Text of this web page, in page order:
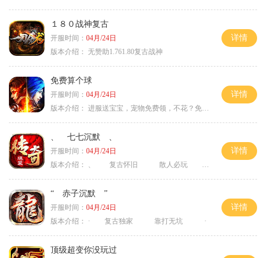
１８０战神复古
开服时间： 04月/24日
版本介绍： 无赞助1.761.80复古战神
详情
免费算个球
开服时间： 04月/24日
版本介绍： 进服送宝宝，宠物免费领，不花？免费通关！
详情
、 七七沉默 、
开服时间： 04月/24日
版本介绍：
、 复古怀旧 散人必玩 、
详情
“ 赤子沉默 ”
开服时间： 04月/24日
版本介绍：
· 复古独家 靠打无坑 ·
详情
顶级超变你没玩过